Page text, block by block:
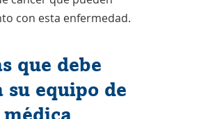
con esta enfermedad.
que debe
su equipo de